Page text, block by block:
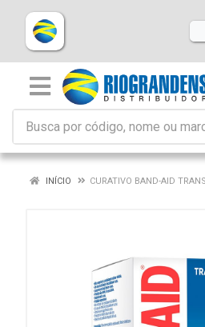
INÍCIO CURATIVO BAND-AID